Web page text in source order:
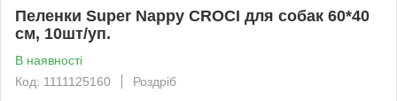
Пеленки Super Nappy CROCI для собак 60*40
см, 10шт/уп.
В наявності
Код: 1111125160
Роздріб